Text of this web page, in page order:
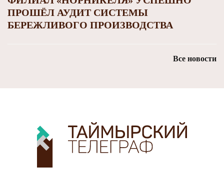
ПРОШЁЛ АУДИТ СИСТЕМЫ
БЕРЕЖЛИВОГО ПРОИЗВОДСТВА
Все новости